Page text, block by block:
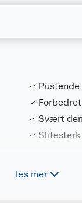
Svært
les mer